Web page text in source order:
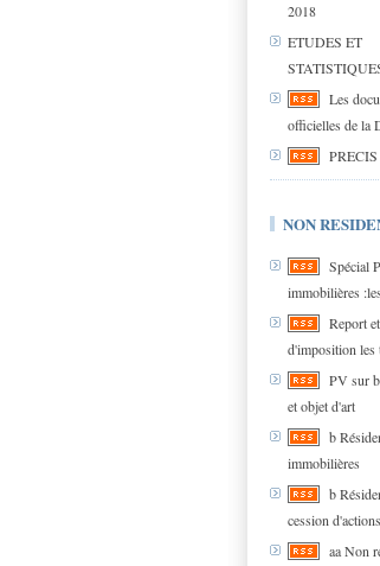
2018
ETUDES ET
Les
officielles de la
NON
Spécial
immobilières
Report
d'imposition les
PV sur
et objet d'art
b
immobilières
b
cession d'actions
aa Non